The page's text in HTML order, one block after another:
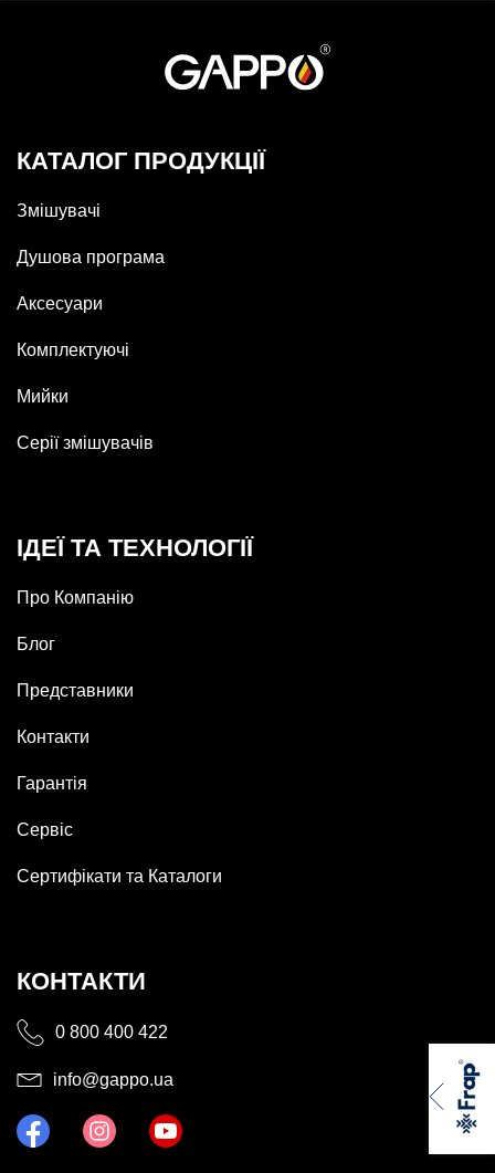
КАТАЛОГ ПРОДУКЦІЇ
Змішувачі
Душова програма
Аксесуари
Комплектуючі
Мийки
Серії змішувачів
ІДЕЇ ТА ТЕХНОЛОГІЇ
Про Компанію
Блог
Представники
Контакти
Гарантія
Сервіс
Сертифікати та Каталоги
КОНТАКТИ
0 800 400 422
info@gappo.ua